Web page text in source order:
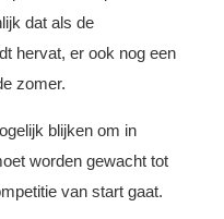
dat als de
hervat, er ook nog een
zomer.
blijken om in
worden gewacht tot
van start gaat.